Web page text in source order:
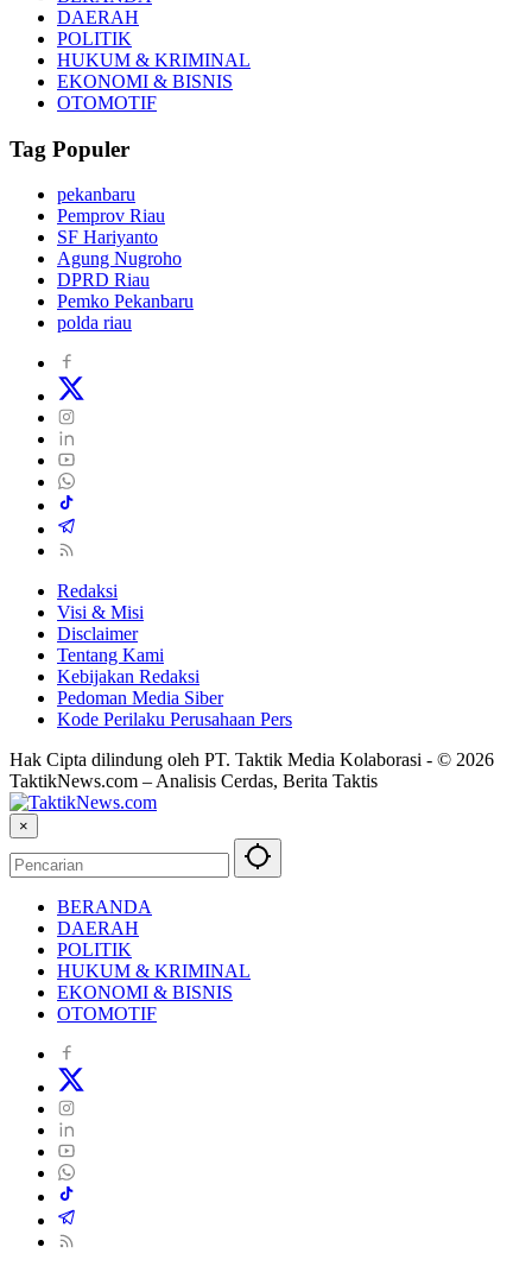
DAERAH
POLITIK
HUKUM & KRIMINAL
EKONOMI & BISNIS
OTOMOTIF
Tag Populer
pekanbaru
Pemprov Riau
SF Hariyanto
Agung Nugroho
DPRD Riau
Pemko Pekanbaru
polda riau
Redaksi
Visi & Misi
Disclaimer
Tentang Kami
Kebijakan Redaksi
Pedoman Media Siber
Kode Perilaku Perusahaan Pers
Hak Cipta dilindung oleh PT. Taktik Media Kolaborasi - © 2026
TaktikNews.com – Analisis Cerdas, Berita Taktis
×
BERANDA
DAERAH
POLITIK
HUKUM & KRIMINAL
EKONOMI & BISNIS
OTOMOTIF